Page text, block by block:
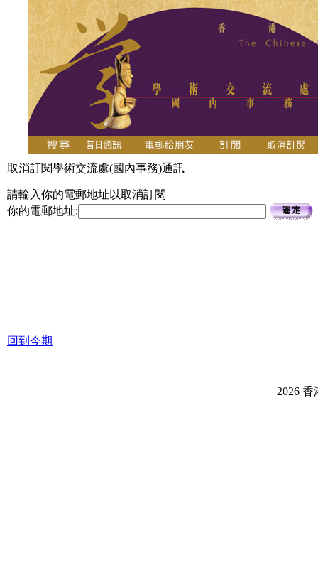
取消訂閱學術交流處(國內事務)通訊
請輸入你的電郵地址以取消訂閱
你的電郵地址:
回到今期
2026